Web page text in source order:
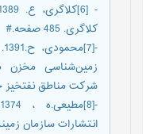
کلاگری. 485 صفحه.#
-
زمین‌شناسی مخزن
شرکت مناطق نفت‎خیز جنوب.#
انتشارات سازمان زمین‎شناسی کشور، جلد اول 589. #